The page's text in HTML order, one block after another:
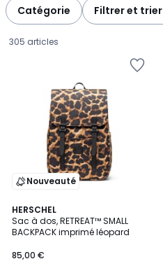
Catégorie Filtrer et trier
305 articles
Nouveauté
HERSCHEL
Sac à dos, RETREAT™ SMALL
BACKPACK imprimé léopard
€.
85,00 €
4,5
/ 5